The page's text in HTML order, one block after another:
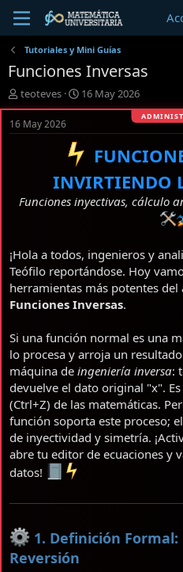
Tutoriales y Mini Guías
Funciones Inversas
I
n
i
c
r
l
t
e
m
a
teoteves
F
e
h
a
e
i
n
i
o
16 May 2026
16 May 2026
INVIRTIENDO
Funciones inyectivas, cálculo
¡Hola a todos, ingenieros y
Teófilo reportándose. Hoy
herramientas más potentes del
Funciones Inversas.
Si una función normal es una
lo procesa y arroja un
máquina de ingeniería inversa:
devuelve el dato original "x".
(Ctrl+Z) de las matemáticas.
función soporta este proceso;
de inyectividad y simetría.
abre tu editor de ecuaciones y
datos!
1. Definición
Reversión